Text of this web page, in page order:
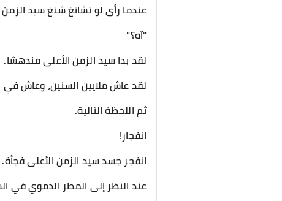
عندما رأى لو تشانغ شنغ سيد الزمن
"آه؟"
لقد بدا سيد الزمن الأعلى مندهشا.
لقد عاش ملايين السنين، وعاش
ثم اللحظة التالية.
انفجار!
انفجر جسد سيد الزمن الأعلى فجأة.
عند النظر إلى المطر الدموي في